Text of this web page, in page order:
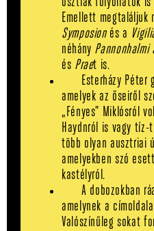
Emellett megtaláljuk
Symposionés a
néhány Pannonhalmi
és Praet is.
Esterházy
amelyek az őseiről
„Fényes” Miklósról
Haydnról is vagy tíz-
több olyan ausztriai
amelyekben szó
kastélyról.
A dobozokban
amelynek a
Valószínűleg sokat